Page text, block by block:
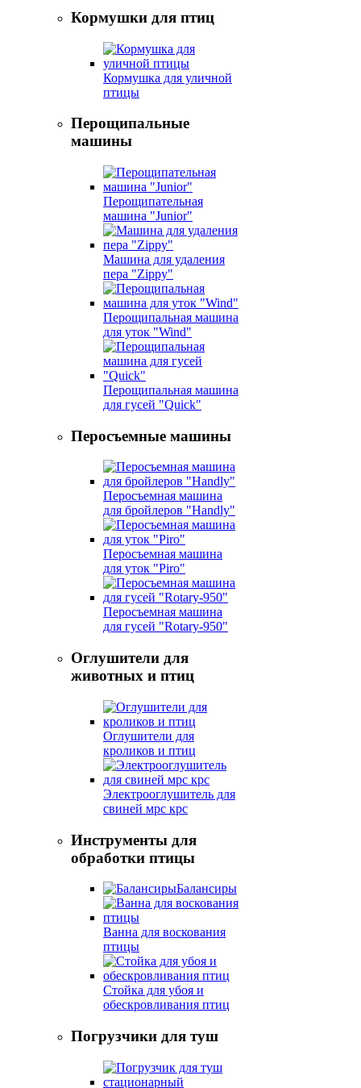
Кормушки для птиц
Кормушка для уличной
птицы
Перощипальные
машины
Перощипательная
машина "Junior"
Машина для удаления
пера "Zippy"
Перощипальная машина
для уток "Wind"
Перощипальная машина
для гусей "Quick"
Перосъемные машины
Перосъемная машина
для бройлеров "Handly"
Перосъемная машина
для уток "Piro"
Перосъемная машина
для гусей "Rotary-950"
Оглушители для
животных и птиц
Оглушители для
кроликов и птиц
Электрооглушитель для
свиней мрс крс
Инструменты для
обработки птицы
Балансиры
Ванна для воскования
птицы
Стойка для убоя и
обескровливания птиц
Погрузчики для туш